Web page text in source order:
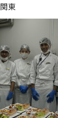
関東